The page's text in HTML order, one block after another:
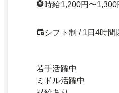
時給1,200円〜
シフト制 / 1日4時
若手活躍中
ミドル活躍中